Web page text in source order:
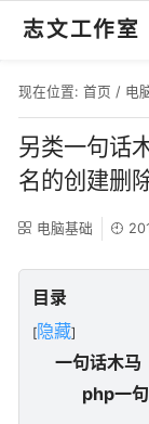
志文工作室
现在位置: 首页 / 电
另类一句话
名的创建删
电脑基础
目录
[隐藏]
一句话木马
php一